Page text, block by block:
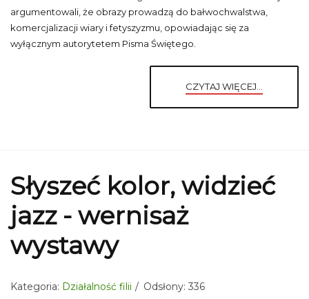
argumentowali, że obrazy prowadzą do bałwochwalstwa,
komercjalizacji wiary i fetyszyzmu, opowiadając się za
wyłącznym autorytetem Pisma Świętego.
CZYTAJ WIĘCEJ...
Słyszeć kolor, widzieć
jazz - wernisaż
wystawy
Kategoria: Działalność filii Odsłony: 336